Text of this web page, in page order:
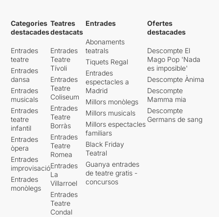
Categories
destacades
Entrades
teatre
Entrades
dansa
Entrades
musicals
Entrades
teatre
infantil
Entrades
òpera
Entrades
improvisació
Entrades
monòlegs
Teatres
destacats
Entrades
Teatre
Tívoli
Entrades
Teatre
Coliseum
Entrades
Teatre
Borràs
Entrades
Teatre
Romea
Entrades
La
Villarroel
Entrades
Teatre
Condal
Entrades
Abonaments
teatrals
Tiquets Regal
Entrades
espectacles a
Madrid
Millors monòlegs
Millors musicals
Millors espectacles
familiars
Black Friday
Teatral
Guanya entrades
de teatre gratis -
concursos
Ofertes
destacades
Descompte El
Mago Pop 'Nada
es imposible'
Descompte Ànima
Descompte
Mamma mia
Descompte
Germans de sang